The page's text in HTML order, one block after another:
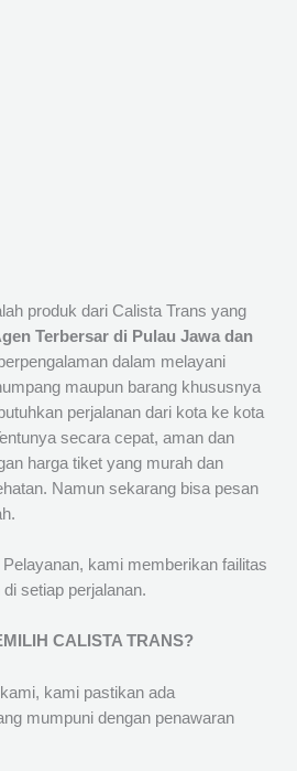
produk dari Calista Trans yang
Terbersar di Pulau Jawa dan
dalam melayani
maupun barang khususnya
perjalanan dari kota ke kota
secara cepat, aman dan
harga tiket yang murah dan
Namun sekarang bisa pesan
kami memberikan failitas
setiap perjalanan.
CALISTA TRANS?
kami pastikan ada
mumpuni dengan penawaran